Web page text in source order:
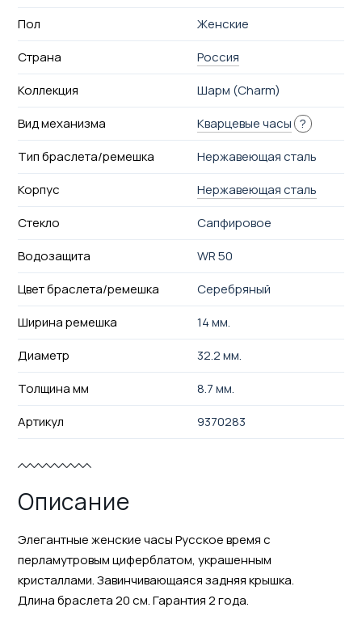
Пол
Женские
Страна
Россия
Коллекция
Шарм (Charm)
Вид механизма
Кварцевые часы ?
Тип браслета/ремешка
Нержавеющая сталь
Корпус
Нержавеющая сталь
Стекло
Сапфировое
Водозащита
WR 50
Цвет браслета/ремешка
Серебряный
Ширина ремешка
14 мм.
Диаметр
32.2 мм.
Толщина мм
8.7 мм.
Артикул
9370283
Описание
Элегантные женские часы Русское время с
перламутровым циферблатом, украшенным
кристаллами. Завинчивающаяся задняя крышка.
Длина браслета 20 см. Гарантия 2 года.